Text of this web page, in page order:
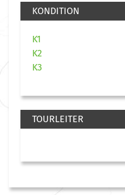
KONDITION
K1
K2
K3
TOURLEITER